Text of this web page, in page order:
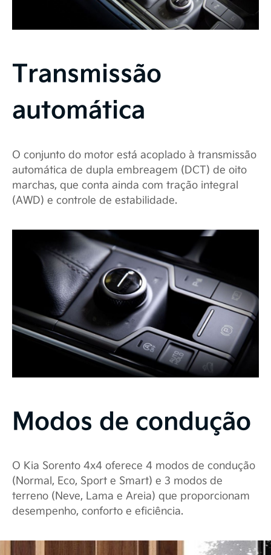
Transmissão
automática
O conjunto do motor está acoplado à transmissão
automática de dupla embreagem (DCT) de oito
marchas, que conta ainda com tração integral
(AWD) e controle de estabilidade.
Modos de condução
O Kia Sorento 4x4 oferece 4 modos de condução
(Normal, Eco, Sport e Smart) e 3 modos de
terreno (Neve, Lama e Areia) que proporcionam
desempenho, conforto e eficiência.